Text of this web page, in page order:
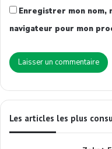
Enregistrer mon nom,
navigateur pour mon
Les articles les plus